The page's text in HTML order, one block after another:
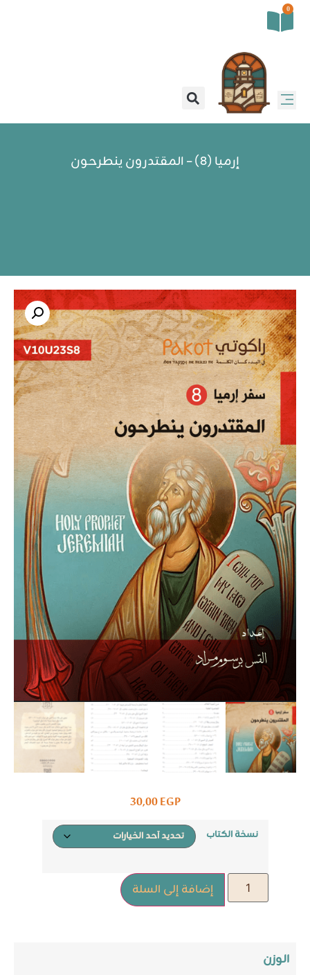
0
إرميا (8) – المقتدرون ينطرحون
30,00EGP
نسخة الكتاب
إضافة إلى السلة
الوزن